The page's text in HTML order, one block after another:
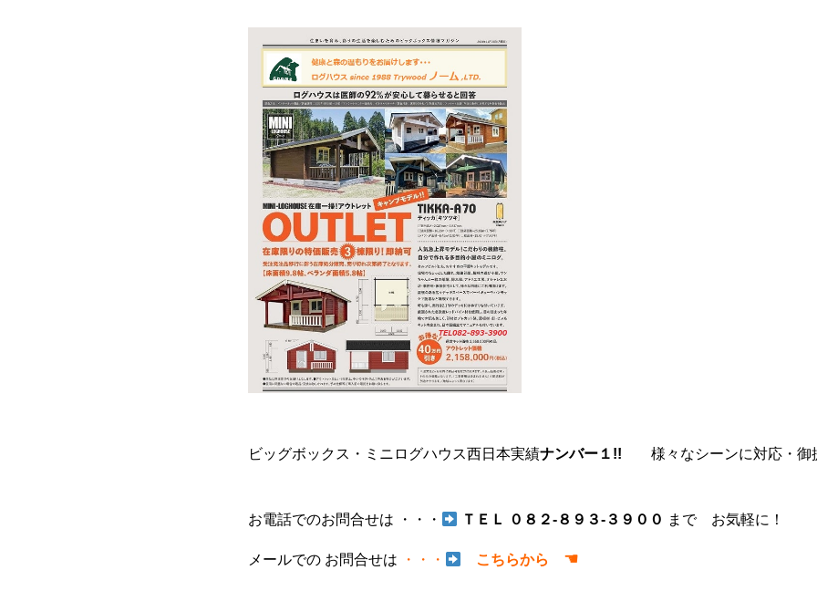
ビッグボックス・ミニログハウス西日本実績ナンバー１!! 様々なシーンに対応・御
お電話でのお問合せは ・・・ ＴＥＬ ０８２-８９３-３９００ まで お気軽に！
メールでの お問合せは ・・・ こちらから ☚